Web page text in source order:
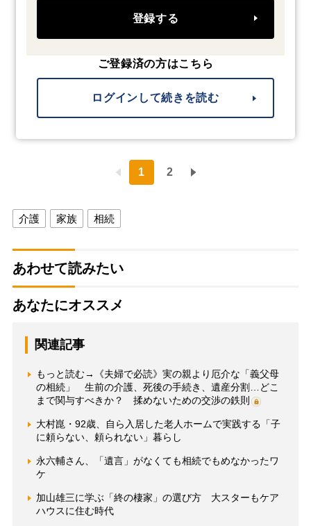
登録する
ご登録済の方はこちら
ログインして続きを読む
1 2
介護 家族 相続
あわせて読みたい
あなたにオススメ
関連記事
もっと読む→《夫婦で必読》実の親より厄介な「義父母
の相続」 生前の介護、死後の手続き、遺産分割…どこ
まで関与すべきか？ 揉めないための交渉の鉄則
大村崑・92歳、自ら入居した老人ホームで実践する「子
に頼らない、頼られない」暮らし
永六輔さん、「遺言」がなくても相続でもめなかったワ
ケ
加山雄三に学ぶ「終の棲家」の選び方 大スターもケア
ハウスに住む時代